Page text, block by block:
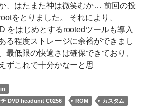
、はたまた神は微笑むか… 前回の投
をとりました。 それにより、
をはじめとするrootedツールも導入
る程度ストレージに余裕ができまし
最低限の快適さは確保できており、
ずこれで十分かなーと思
DVD headunit C0256
ROM カスタム